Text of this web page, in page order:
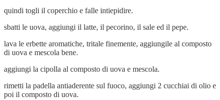
quindi togli il coperchio e falle intiepidire.
sbatti le uova, aggiungi il latte, il pecorino, il sale ed il pepe.
lava le erbette aromatiche, tritale finemente, aggiungile al composto
di uova e mescola bene.
aggiungi la cipolla al composto di uova e mescola.
rimetti la padella antiaderente sul fuoco, aggiungi 2 cucchiai di olio e
poi il composto di uova.